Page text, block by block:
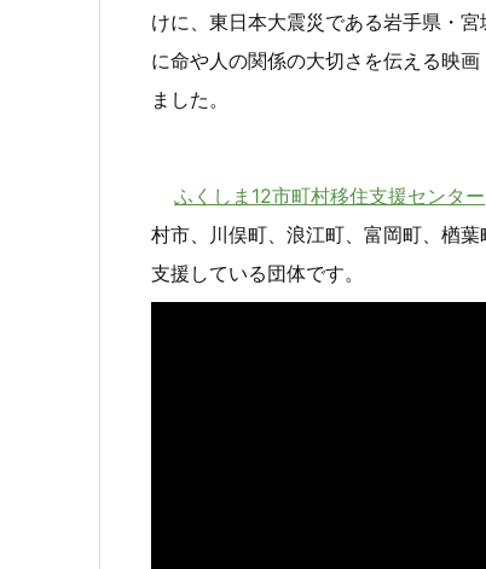
けに、東日本大震災である岩手県・
に命や人の関係の大切さを伝える映
ました。
ふくしま12市町村移住支援センター
村市、川俣町、浪江町、富岡町、楢
支援している団体です。